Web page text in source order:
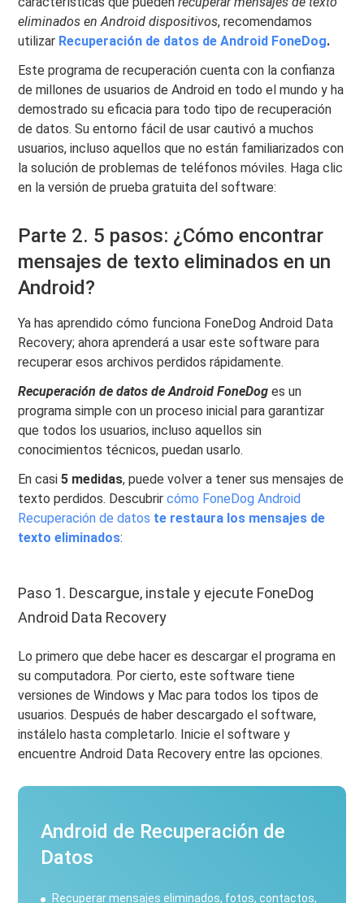
eliminados en Android dispositivos, recomendamos
utilizar Recuperación de datos de Android FoneDog.
Este programa de recuperación cuenta con la confianza
de millones de usuarios de Android en todo el mundo y ha
demostrado su eficacia para todo tipo de recuperación
de datos. Su entorno fácil de usar cautivó a muchos
usuarios, incluso aquellos que no están familiarizados con
la solución de problemas de teléfonos móviles. Haga clic
en la versión de prueba gratuita del software:
Parte 2. 5 pasos: ¿Cómo encontrar
mensajes de texto eliminados en un
Android?
Ya has aprendido cómo funciona FoneDog Android Data
Recovery; ahora aprenderá a usar este software para
recuperar esos archivos perdidos rápidamente.
Recuperación de datos de Android FoneDog es un
programa simple con un proceso inicial para garantizar
que todos los usuarios, incluso aquellos sin
conocimientos técnicos, puedan usarlo.
En casi5 medidas, puede volver a tener sus mensajes de
texto perdidos. Descubrircómo FoneDog Android
Recuperación de datos te restaura los mensajes de
texto eliminados:
Paso 1. Descargue, instale y ejecute FoneDog
Android Data Recovery
Lo primero que debe hacer es descargar el programa en
su computadora. Por cierto, este software tiene
versiones de Windows y Mac para todos los tipos de
usuarios. Después de haber descargado el software,
instálelo hasta completarlo. Inicie el software y
encuentre Android Data Recovery entre las opciones.
Android de Recuperación de
Datos
Recuperar mensajes eliminados, fotos, contactos,